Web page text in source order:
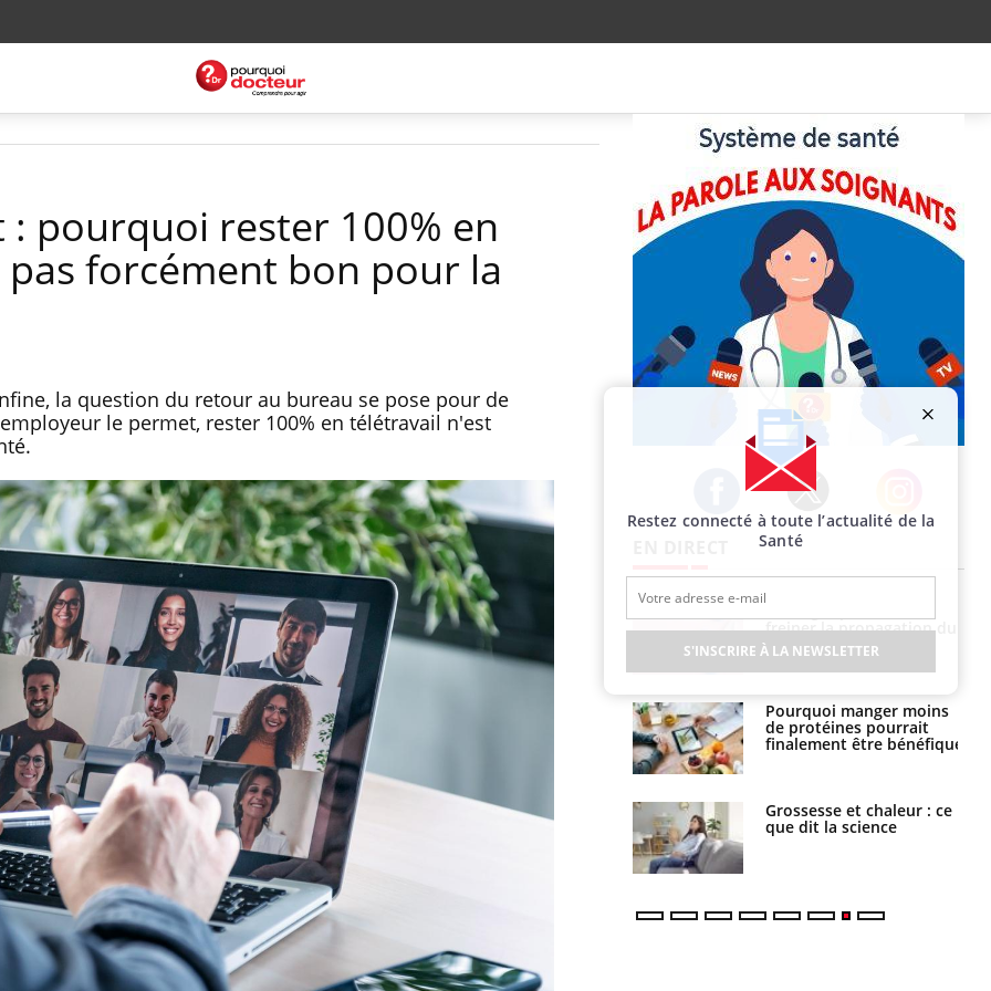
pourquoi rester 100% en
pas forcément bon pour la
la question du retour au bureau se pose pour de
le permet, rester 100% en télétravail n'est
Facebook Twitter Instagram
Les médicaments GLP-1
protègent-ils aussi les os
Cytomégalovirus : ce qui
change dans la prise en
charge des femmes
enceintes
La sieste empêche-t-elle
de dormir la nuit ?
VIH : la fin du comprimé
tous les jours se profile-t-
elle enfin ?
Fortes chaleurs :
pourquoi le risque de
freiner la propagation du
cancer ?
Pourquoi manger moins
de protéines pourrait
finalement être bénéfique
Grossesse et chaleur : ce
que dit la science
Restez connecté à toute l’actualité de la
Santé
S'INSCRIRE À LA NEWSLETTER